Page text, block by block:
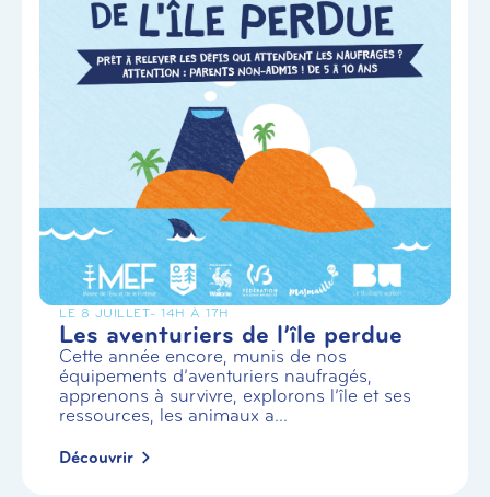
LE 8 JUILLET- 14H À 17H
Les aventuriers de l’île perdue
Cette année encore, munis de nos
équipements d’aventuriers naufragés,
apprenons à survivre, explorons l’île et ses
ressources, les animaux a...
Découvrir